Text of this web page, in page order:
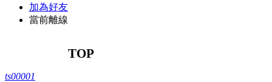
加為好友
當前離線
TOP
ts00001